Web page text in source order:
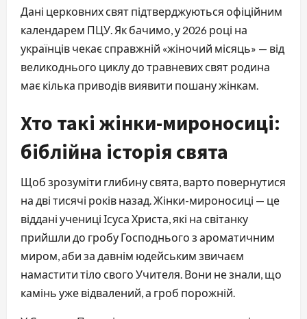
Дані церковних свят підтверджуються офіційним
календарем ПЦУ. Як бачимо, у 2026 році на
українців чекає справжній «жіночий місяць» — від
великоднього циклу до травневих свят родина
має кілька приводів виявити пошану жінкам.
Хто такі жінки-мироносиці:
біблійна історія свята
Щоб зрозуміти глибину свята, варто повернутися
на дві тисячі років назад. Жінки-мироносиці — це
віддані учениці Ісуса Христа, які на світанку
прийшли до гробу Господнього з ароматичним
миром, аби за давнім юдейським звичаєм
намастити тіло свого Учителя. Вони не знали, що
камінь уже відвалений, а гроб порожній.